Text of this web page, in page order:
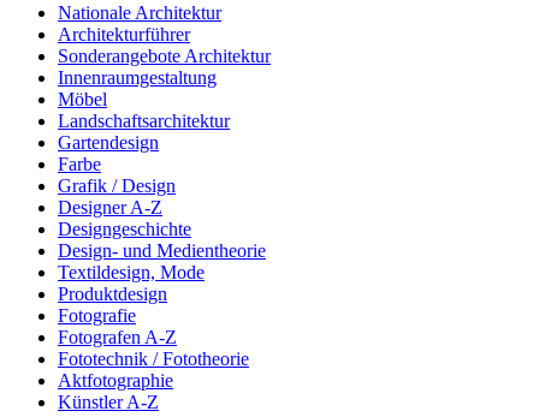
Nationale Architektur
Architekturführer
Sonderangebote Architektur
Innenraumgestaltung
Möbel
Landschaftsarchitektur
Gartendesign
Farbe
Grafik / Design
Designer A-Z
Designgeschichte
Design- und Medientheorie
Textildesign, Mode
Produktdesign
Fotografie
Fotografen A-Z
Fototechnik / Fototheorie
Aktfotographie
Künstler A-Z